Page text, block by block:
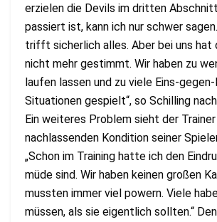
erzielen die Devils im dritten
passiert ist, kann ich nur schwer
trifft sicherlich alles. Aber bei uns hat
nicht mehr gestimmt. Wir haben zu
laufen lassen und zu viele Eins-gegen-
Situationen gespielt“, so Schilling
Ein weiteres Problem sieht der
nachlassenden Kondition seiner
„Schon im Training hatte ich den
müde sind. Wir haben keinen großen
mussten immer viel powern. Viele
müssen, als sie eigentlich sollten.“